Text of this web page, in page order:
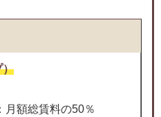
）
月額総賃料の50％